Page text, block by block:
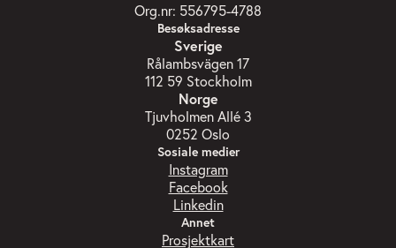
Org.nr: 556795-4788
Besøksadresse
Sverige
Rålambsvägen 17
112 59 Stockholm
Norge
Tjuvholmen Allé 3
0252 Oslo
Sosiale medier
Instagram
Facebook
Linkedin
Annet
Prosjektkart